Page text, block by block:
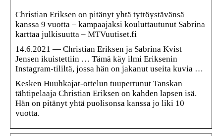
Christian Eriksen on pitänyt yhtä tyttöystävänsä
kanssa 9 vuotta – kampaajaksi kouluttautunut Sabrina
karttaa julkisuutta – MTVuutiset.fi
14.6.2021 — Christian Eriksen ja Sabrina Kvist
Jensen ikuistettiin … Tämä käy ilmi Eriksenin
Instagram-tililtä, jossa hän on jakanut useita kuvia …
Kesken Huuhkajat-ottelun tuupertunut Tanskan
tähtipelaaja Christian Eriksen on kahden lapsen isä.
Hän on pitänyt yhtä puolisonsa kanssa jo liki 10
vuotta.